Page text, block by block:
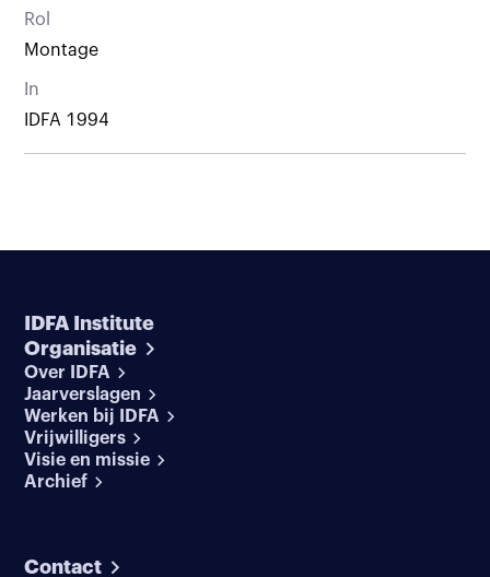
Rol
Montage
In
IDFA 1994
IDFA Institute
Organisatie
Over IDFA
Jaarverslagen
Werken bij IDFA
Vrijwilligers
Visie en missie
Archief
Contact